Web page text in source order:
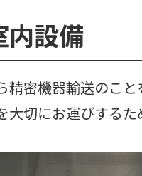
内設備
精密機器輸送のこと
大切にお運びするた